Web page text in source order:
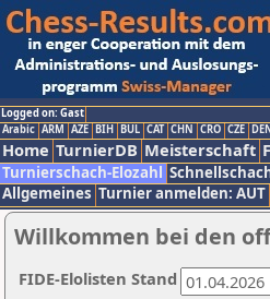
Logged on: Gast
Arabic ARM AZE BIH BUL CAT CHN CRO CZE
Home TurnierDB Meisterschaft
Turnierschach-Elozahl
Allgemeines Turnier anmelden: AUT
Willkommen bei den
FIDE-Elolisten Stand